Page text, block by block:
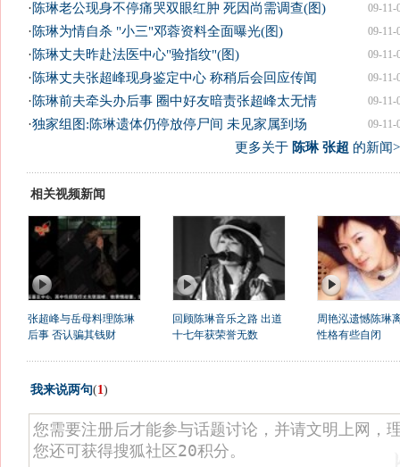
09-11-
·陈琳老公现身不停痛哭双眼红肿 死因尚需调查(图)
09-11-
·陈琳为情自杀 "小三"邓蓉资料全面曝光(图)
09-11-
·陈琳丈夫昨赴法医中心"验指纹"(图)
09-11-
·陈琳丈夫张超峰现身鉴定中心 称稍后会回应传闻
09-11-
·陈琳前夫牵头办后事 圈中好友暗责张超峰太无情
09-11-
·独家组图:陈琳遗体仍停放停尸间 未见家属到场
更多关于 陈琳 张超 的新闻
相关视频新闻
张超峰与岳母料理陈琳
后事 否认骗其钱财
回顾陈琳音乐之路 出道
十七年获荣誉无数
周艳泓遗憾陈琳
性格有些自闭
我来说两句(1)